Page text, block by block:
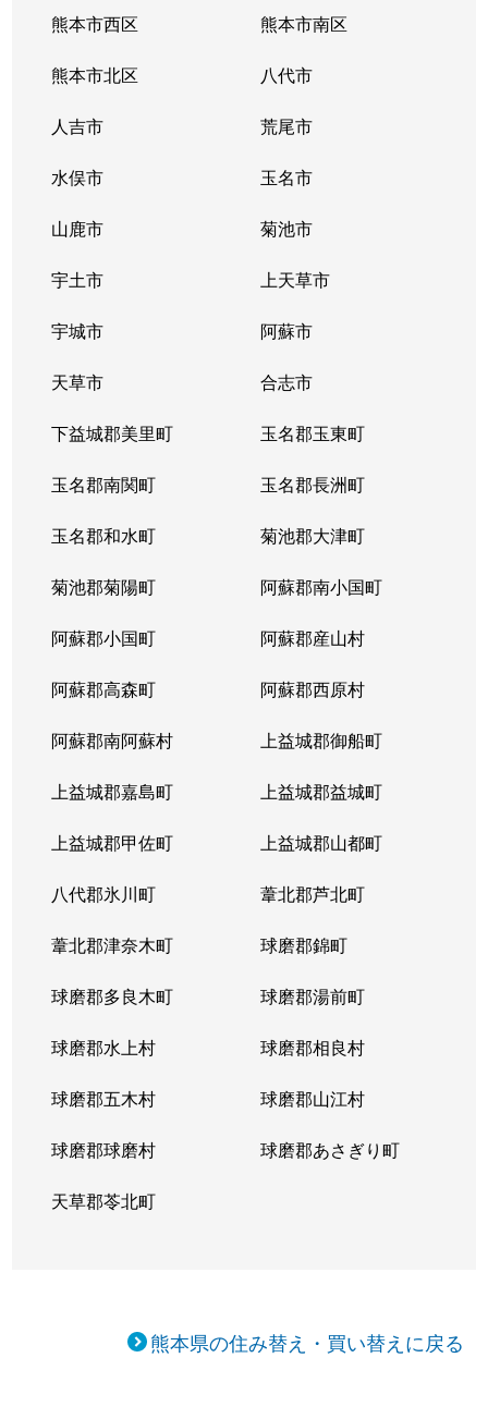
熊本市西区 熊本市南区
熊本市北区 八代市
人吉市 荒尾市
水俣市 玉名市
山鹿市 菊池市
宇土市 上天草市
宇城市 阿蘇市
天草市 合志市
下益城郡美里町 玉名郡玉東町
玉名郡南関町 玉名郡長洲町
玉名郡和水町 菊池郡大津町
菊池郡菊陽町 阿蘇郡南小国町
阿蘇郡小国町 阿蘇郡産山村
阿蘇郡高森町 阿蘇郡西原村
阿蘇郡南阿蘇村 上益城郡御船町
上益城郡嘉島町 上益城郡益城町
上益城郡甲佐町 上益城郡山都町
八代郡氷川町 葦北郡芦北町
葦北郡津奈木町 球磨郡錦町
球磨郡多良木町 球磨郡湯前町
球磨郡水上村 球磨郡相良村
球磨郡五木村 球磨郡山江村
球磨郡球磨村 球磨郡あさぎり町
天草郡苓北町
熊本県の住み替え・買い替えに戻る